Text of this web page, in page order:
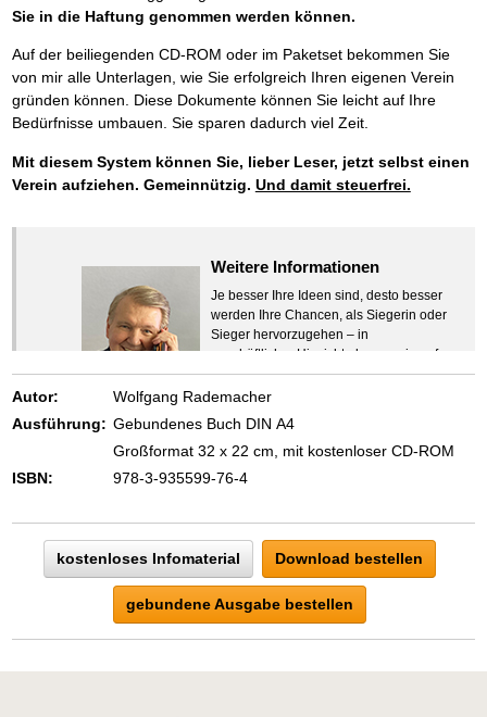
Sie in die Haftung genommen werden können.
Auf der beiliegenden CD-ROM oder im Paketset bekommen Sie
von mir alle Unterlagen, wie Sie erfolgreich Ihren eigenen Verein
gründen können. Diese Dokumente können Sie leicht auf Ihre
Bedürfnisse umbauen. Sie sparen dadurch viel Zeit.
Mit diesem System können Sie, lieber Leser, jetzt selbst einen
Verein aufziehen. Gemeinnützig. Und damit steuerfrei.
Weitere Informationen
Je besser Ihre Ideen sind, desto besser
werden Ihre Chancen, als Siegerin oder
Sieger hervorzugehen – in
geschäftlicher Hinsicht ebenso wie auf
beruflichem oder privatem Gebiet. Denn
eins ist todsicher:
Zeigen Sie mit der Maus hierhin, um
Autor:
Wolfgang Rademacher
Ausführung: Gebundenes Buch DIN A4
Großformat 32 x 22 cm, mit kostenloser CD-ROM
ISBN:
978-3-935599-76-4
kostenloses Infomaterial Download bestellen
gebundene Ausgabe bestellen